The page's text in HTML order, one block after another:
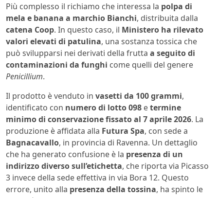
Più complesso il richiamo che interessa la polpa di
mela e banana a marchio Bianchi, distribuita dalla
catena Coop. In questo caso, il Ministero ha rilevato
valori elevati di patulina, una sostanza tossica che
può svilupparsi nei derivati della frutta a seguito di
contaminazioni da funghi come quelli del genere
Penicillium.
Il prodotto è venduto in vasetti da 100 grammi,
identificato con numero di lotto 098 etermine
minimo di conservazione fissato al 7 aprile 2026. La
produzione è affidata alla Futura Spa, con sede a
Bagnacavallo, in provincia di Ravenna. Un dettaglio
che ha generato confusione è la presenza di un
indirizzo diverso sull’etichetta, che riporta via Picasso
3 invece della sede effettiva in via Bora 12. Questo
errore, unito alla presenza della tossina, ha spinto le